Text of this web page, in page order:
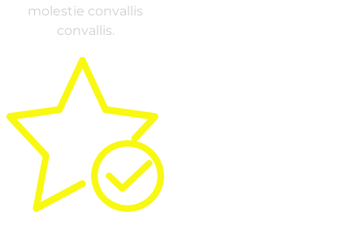
molestie convallis
convallis.